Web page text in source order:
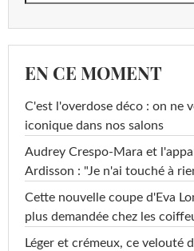
EN CE MOMENT
C'est l'overdose déco : on ne
iconique dans nos salons
Audrey Crespo-Mara et
Ardisson : "Je n'ai touché à
Cette nouvelle coupe d'Eva
plus demandée chez les
Léger et crémeux, ce velouté